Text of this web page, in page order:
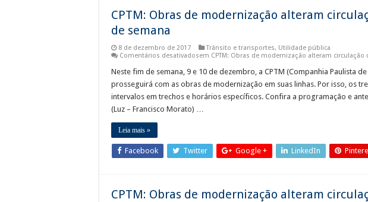
CPTM: Obras de modernização alteram
de semana
8 de dezembro de 2017 Trânsito e transportes, Utilidade pública
Comentários desativadosem CPTM: Obras de modernização alteram
Neste fim de semana, 9 e 10 de dezembro, a CPTM (Companhia Paulista
prosseguirá com as obras de modernização em suas linhas. Por isso, os
intervalos em trechos e horários específicos. Confira a programação e
(Luz – Francisco Morato) …
Leia mais »
Facebook Twitter Google + LinkedIn
CPTM: Obras de modernização alteram